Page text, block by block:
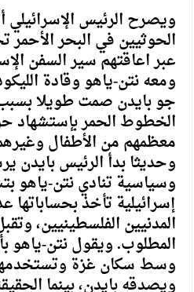
ويصرح الرئيس
الحوثيين في البحر الأحمر
عبر اعاقتهم سير السفن
ومعه نتن-ياهو وقادة
جو بايدن صمت طويلا
معظمهم من الأطفال
وحديثا بدأ الرئيس بايدن
وسياسية تنادي نتن-ياهو
إسرائيلية تأخذ بحساباتها
المدنيين الفلسطينيين،
المطلوب. ويقول نتن-
وسط سكان غزة
ويصدقه بايدن، بينما